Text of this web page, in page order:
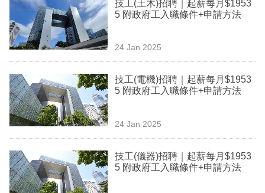
科
技
場
生
活
時
事
專
技工(土木)招聘｜起薪每月$1953
5 附政府工入職條件+申請方法
24 Jan 2025
技工(電機)招聘｜起薪每月$1953
5 附政府工入職條件+申請方法
24 Jan 2025
技工(儀器)招聘｜起薪每月$1953
5 附政府工入職條件+申請方法